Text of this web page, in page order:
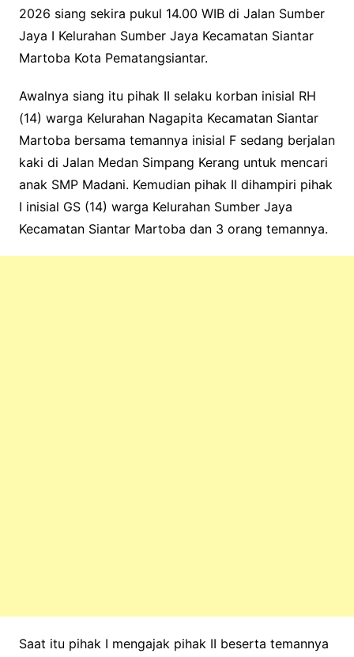
2026 siang sekira pukul 14.00 WIB di Jalan Sumber
Jaya I Kelurahan Sumber Jaya Kecamatan Siantar
Martoba Kota Pematangsiantar.
Awalnya siang itu pihak II selaku korban inisial RH
(14) warga Kelurahan Nagapita Kecamatan Siantar
Martoba bersama temannya inisial F sedang berjalan
kaki di Jalan Medan Simpang Kerang untuk mencari
anak SMP Madani. Kemudian pihak II dihampiri pihak
I inisial GS (14) warga Kelurahan Sumber Jaya
Kecamatan Siantar Martoba dan 3 orang temannya.
Saat itu pihak I mengajak pihak II beserta temannya